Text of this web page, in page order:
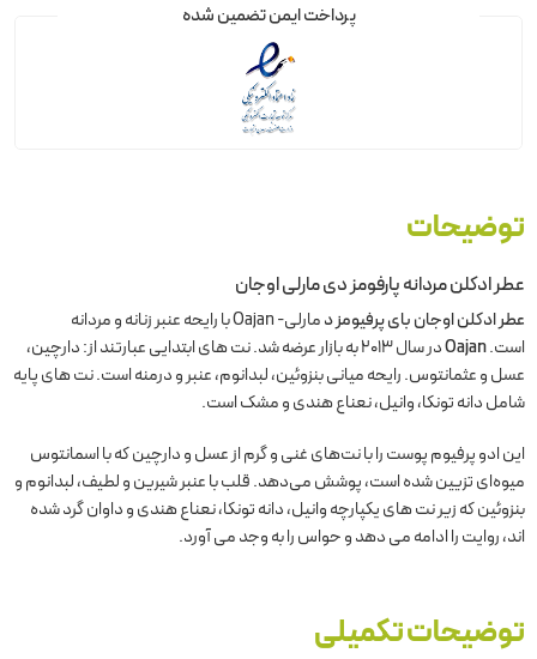
پرداخت ایمن تضمین شده
توضیحات
عطر ادکلن مردانه پارفومز دی مارلی اوجان
عطر ادکلن اوجان بای پرفیومزد
مارلی- Oajan با رایحه عنبر زنانه و مردانه
است.Oajan
در سال 2013 به بازار عرضه شد. نت های ابتدایی عبارتند از: دارچین،
عسل و عثمانتوس. رایحه میانی بنزوئین، لبدانوم، عنبر و درمنه است. نت های پایه
شامل دانه تونکا، وانیل، نعناع هندی و مشک است.
این ادو پرفیوم پوست را با نت‌های غنی و گرم از عسل و دارچین که با اسمانتوس
میوه‌ای تزیین شده است، پوشش می‌دهد. قلب با عنبر شیرین و لطیف، لبدانوم و
بنزوئین که زیر نت های یکپارچه وانیل، دانه تونکا، نعناع هندی و داوان گرد شده
اند، روایت را ادامه می دهد و حواس را به وجد می آورد.
توضیحات تکمیلی